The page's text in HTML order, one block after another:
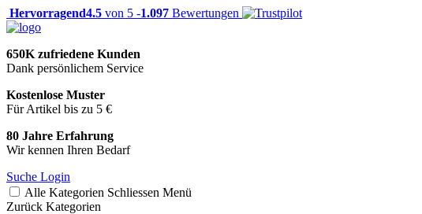
Hervorragend4.5 von 5 -1.097 Bewertungen
650K zufriedene Kunden
Dank persönlichem Service
Kostenlose Muster
Für Artikel bis zu 5 €
80 Jahre Erfahrung
Wir kennen Ihren Bedarf
Suche Login
Alle Kategorien Schliessen Menü
Zurück Kategorien